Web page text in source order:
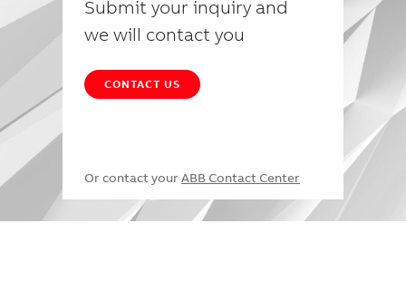
Submit your inquiry and
we will contact you
CONTACT US
Or contact your ABB Contact Center